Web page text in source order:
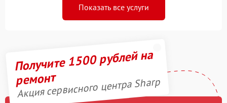
Показать все услуги
Получите 1500 рублей на
ремонт
Акция сервисного центра Sharp